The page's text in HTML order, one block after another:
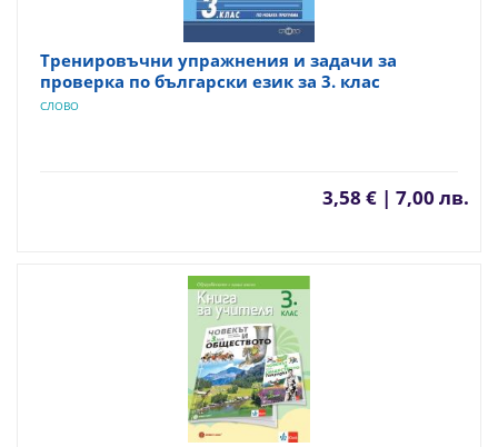
Тренировъчни упражнения и задачи за
проверка по български език за 3. клас
СЛОВО
3,58 € | 7,00 лв.